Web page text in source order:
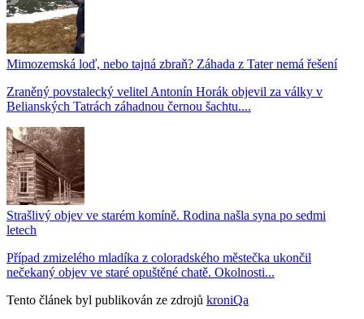
Mimozemská loď, nebo tajná zbraň? Záhada z Tater nemá řešení
Zraněný povstalecký velitel Antonín Horák objevil za války v
Belianských Tatrách záhadnou černou šachtu....
Strašlivý objev ve starém komíně. Rodina našla syna po sedmi
letech
Případ zmizelého mladíka z coloradského městečka ukončil
nečekaný objev ve staré opuštěné chatě. Okolnosti...
Tento článek byl publikován ze zdrojů kroniQa